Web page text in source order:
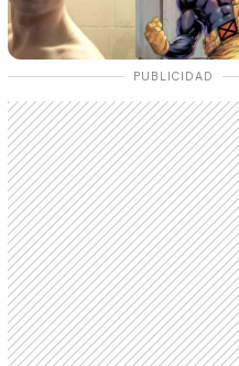
PUBLICIDAD